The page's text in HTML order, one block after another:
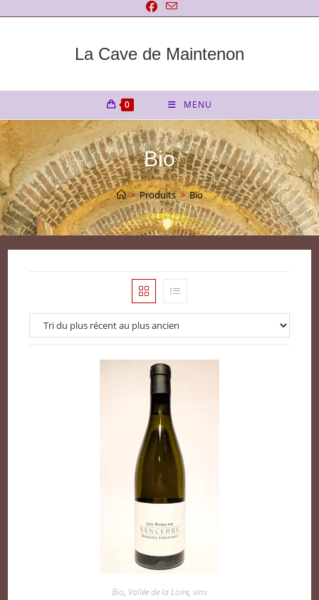
La Cave de Maintenon
0 MENU
Bio
> Produits > Bio
Bio, Vallée de la Loire, vins